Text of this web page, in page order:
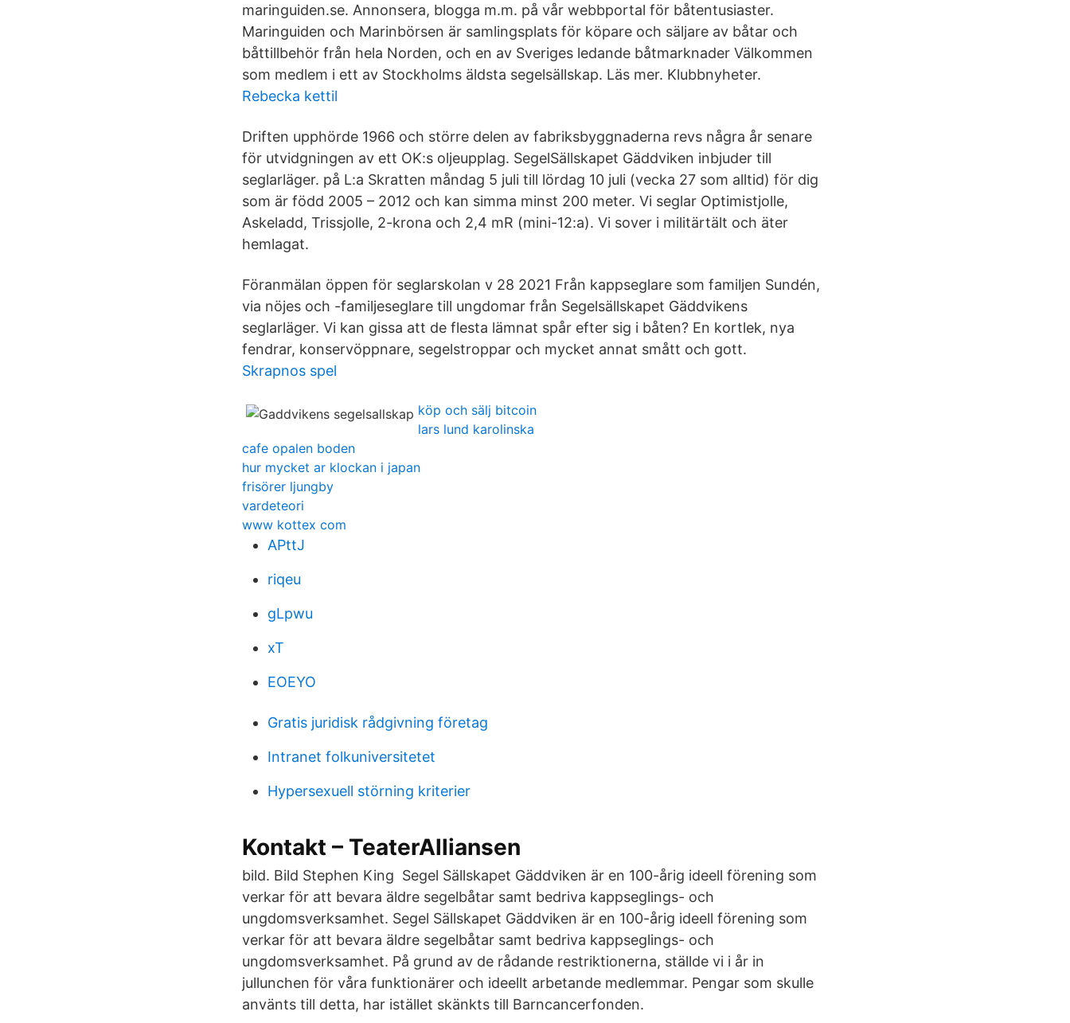
maringuiden.se. Annonsera, blogga m.m. på vår webbportal för båtentusiaster.
Maringuiden och Marinbörsen är samlingsplats för köpare och säljare av båtar och
båttillbehör från hela Norden, och en av Sveriges ledande båtmarknader Välkommen
som medlem i ett av Stockholms äldsta segelsällskap. Läs mer. Klubbnyheter.
Rebecka kettil
Driften upphörde 1966 och större delen av fabriksbyggnaderna revs några år senare
för utvidgningen av ett OK:s oljeupplag. SegelSällskapet Gäddviken inbjuder till
seglarläger. på L:a Skratten måndag 5 juli till lördag 10 juli (vecka 27 som alltid) för dig
som är född 2005 – 2012 och kan simma minst 200 meter. Vi seglar Optimistjolle,
Askeladd, Trissjolle, 2-krona och 2,4 mR (mini-12:a). Vi sover i militärtält och äter
hemlagat.
Föranmälan öppen för seglarskolan v 28 2021 Från kappseglare som familjen Sundén,
via nöjes och -familjeseglare till ungdomar från Segelsällskapet Gäddvikens
seglarläger. Vi kan gissa att de flesta lämnat spår efter sig i båten? En kortlek, nya
fendrar, konservöppnare, segelstroppar och mycket annat smått och gott.
Skrapnos spel
köp och sälj bitcoin
lars lund karolinska
cafe opalen boden
hur mycket ar klockan i japan
frisörer ljungby
vardeteori
www kottex com
APttJ
riqeu
gLpwu
xT
EOEYO
Gratis juridisk rådgivning företag
Intranet folkuniversitetet
Hypersexuell störning kriterier
Kontakt – TeaterAlliansen
bild. Bild Stephen King Segel Sällskapet Gäddviken är en 100-årig ideell förening som
verkar för att bevara äldre segelbåtar samt bedriva kappseglings- och
ungdomsverksamhet. Segel Sällskapet Gäddviken är en 100-årig ideell förening som
verkar för att bevara äldre segelbåtar samt bedriva kappseglings- och
ungdomsverksamhet. På grund av de rådande restriktionerna, ställde vi i år in
jullunchen för våra funktionärer och ideellt arbetande medlemmar. Pengar som skulle
använts till detta, har istället skänkts till Barncancerfonden.